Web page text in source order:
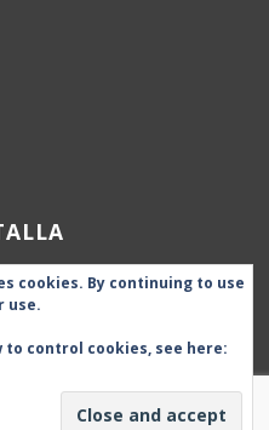
cookies. By continuing to use
use.
to control cookies, see here: